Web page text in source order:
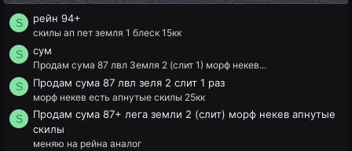
S рейн 94+
скилы ап пет земля 1 блеск 15кк
S сум
Продам сума 87 лвл Земля 2 (слит 1) морф некев...
S Продам сума 87 лвл зеля 2 слит 1 раз
морф некев есть апнутые скилы 25кк
S
Продам сума 87+ лега земли 2 (слит) морф некев апнутые
скилы
меняю на рейна аналог